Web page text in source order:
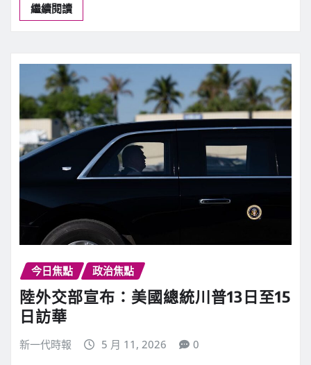
繼續閱讀
今日焦點 政治焦點
陸外交部宣布：美國總統川普13日至15
日訪華
新一代時報 5 月 11, 2026 0